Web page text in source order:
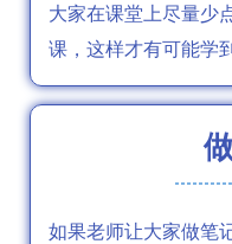
大家在课堂上尽量少
课，这样才有可能学
如果老师让大家做笔